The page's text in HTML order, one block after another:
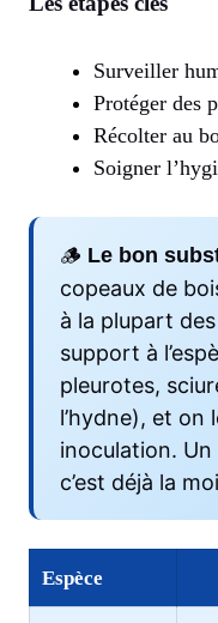
Surveiller
Protéger des
Récolter au
Soigner
🪵 Le bon
copeaux de
à la plupart
support à
pleurotes,
l’hydne), et on
inoculation.
c’est déjà la
Espèce